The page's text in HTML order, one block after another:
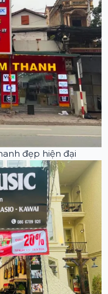
đẹp hiện đại